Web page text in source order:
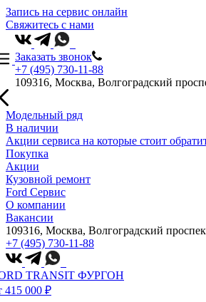
Запись на сервис онлайн
Свяжитесь с нами
Заказать звонок
+7 (495) 730-11-88
109316, Москва, Волгоградский
Модельный ряд
В наличии
Акции сервиса на которые стоит
Покупка
Акции
Кузовной ремонт
Ford Сервис
О компании
Вакансии
109316, Москва, Волгоградский
+7 (495) 730-11-88
TRANSIT ФУРГОН
415 000 ₽